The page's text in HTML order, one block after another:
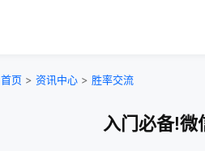
首页 > 资讯中心 > 胜率交流
入门必备!微